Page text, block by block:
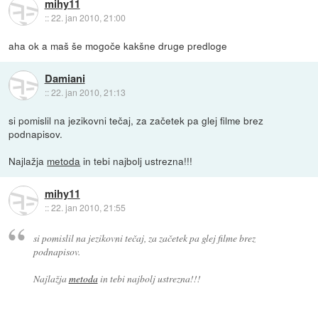
mihy11
::22. jan 2010, 21:00
aha ok a maš še mogoče kakšne druge predloge
Damiani
::22. jan 2010, 21:13
si pomislil na jezikovni tečaj, za začetek pa glej filme brez
podnapisov.
Najlažja metoda in tebi najbolj ustrezna!!!
mihy11
::22. jan 2010, 21:55
si pomislil na jezikovni tečaj, za začetek pa glej filme brez
podnapisov.
Najlažjametodain tebi najbolj ustrezna!!!